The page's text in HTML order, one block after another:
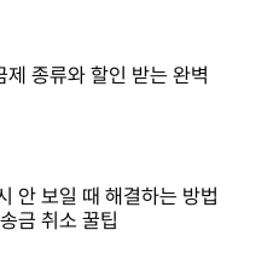
제 종류와 할인 받는 완벽
안 보일 때 해결하는 방법
금 취소 꿀팁